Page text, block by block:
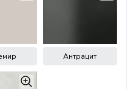
Антрацит